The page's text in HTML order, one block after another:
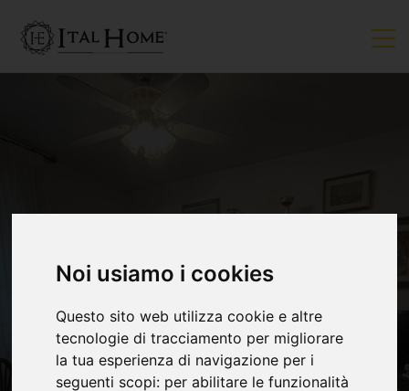
Noi usiamo i cookies
Questo sito web utilizza cookie e altre
tecnologie di tracciamento per migliorare
la tua esperienza di navigazione per i
seguenti scopi: per abilitare le funzionalità
VENDUTO